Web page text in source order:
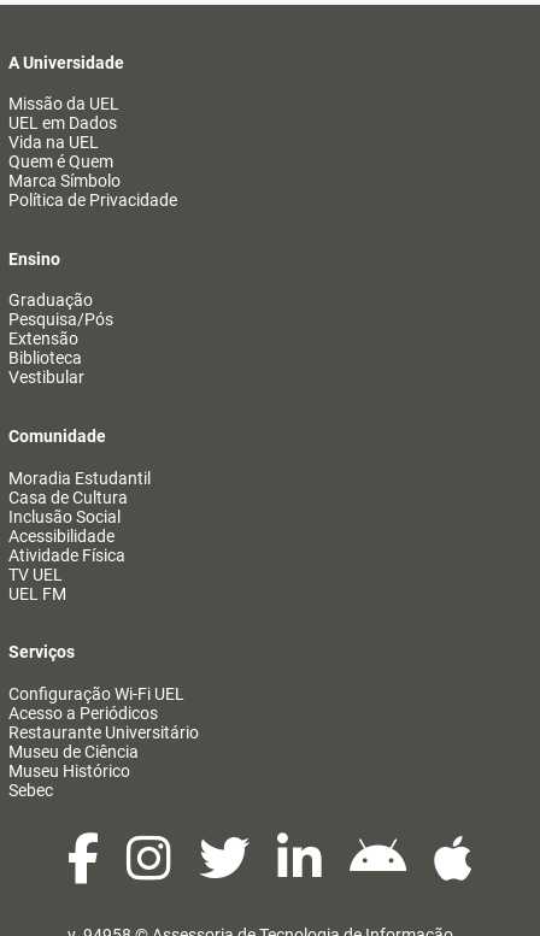
A Universidade
Missão da UEL
UEL em Dados
Vida na UEL
Quem é Quem
Marca Símbolo
Política de Privacidade
Ensino
Graduação
Pesquisa/Pós
Extensão
Biblioteca
Vestibular
Comunidade
Moradia Estudantil
Casa de Cultura
Inclusão Social
Acessibilidade
Atividade Física
TV UEL
UEL FM
Serviços
Configuração Wi-Fi UEL
Acesso a Periódicos
Restaurante Universitário
Museu de Ciência
Museu Histórico
Sebec